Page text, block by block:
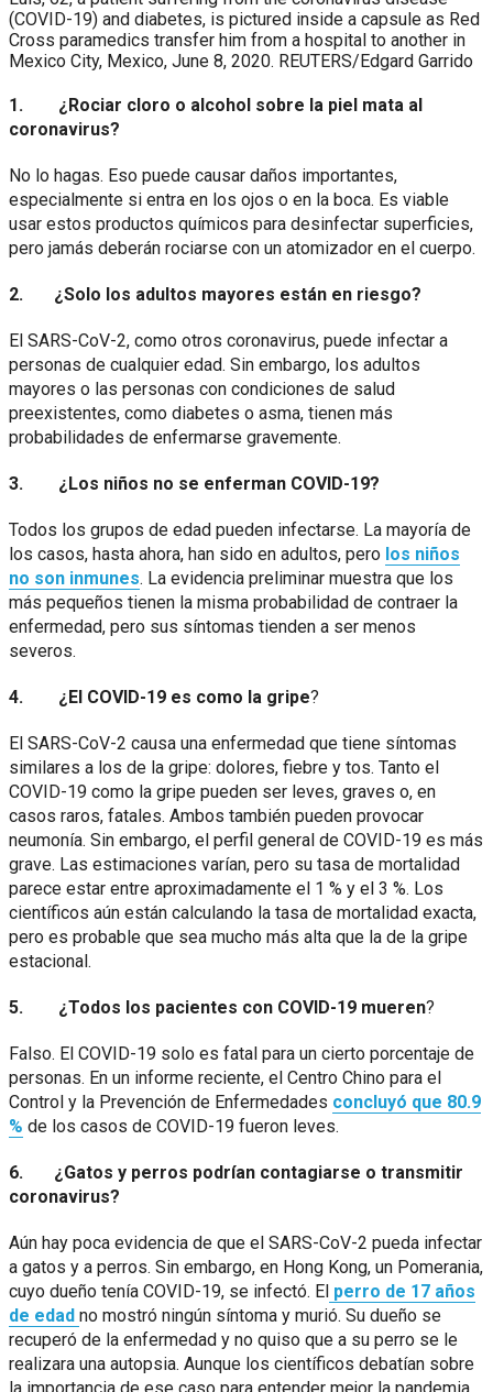
(COVID-19) and diabetes, is pictured inside a capsule as Red
Cross paramedics transfer him from a hospital to another in
Mexico City, Mexico, June 8, 2020. REUTERS/Edgard Garrido
1. ¿Rociar cloro o alcohol sobre la piel mata al
coronavirus?
No lo hagas. Eso puede causar daños importantes,
especialmente si entra en los ojos o en la boca. Es viable
usar estos productos químicos para desinfectar superficies,
pero jamás deberán rociarse con un atomizador en el cuerpo.
2. ¿Solo los adultos mayores están en riesgo?
El SARS-CoV-2, como otros coronavirus, puede infectar a
personas de cualquier edad. Sin embargo, los adultos
mayores o las personas con condiciones de salud
preexistentes, como diabetes o asma, tienen más
probabilidades de enfermarse gravemente.
3. ¿Los niños no se enferman COVID-19?
Todos los grupos de edad pueden infectarse. La mayoría de
los casos, hasta ahora, han sido en adultos, pero los niños
no son inmunes. La evidencia preliminar muestra que los
más pequeños tienen la misma probabilidad de contraer la
enfermedad, pero sus síntomas tienden a ser menos
severos.
4. ¿El COVID-19 es como la gripe?
El SARS-CoV-2 causa una enfermedad que tiene síntomas
similares a los de la gripe: dolores, fiebre y tos. Tanto el
COVID-19 como la gripe pueden ser leves, graves o, en
casos raros, fatales. Ambos también pueden provocar
neumonía. Sin embargo, el perfil general de COVID-19 es más
grave. Las estimaciones varían, pero su tasa de mortalidad
parece estar entre aproximadamente el 1 % y el 3 %. Los
científicos aún están calculando la tasa de mortalidad exacta,
pero es probable que sea mucho más alta que la de la gripe
estacional.
5. ¿Todos los pacientes con COVID-19 mueren?
Falso. El COVID-19 solo es fatal para un cierto porcentaje de
personas. En un informe reciente, el Centro Chino para el
Control y la Prevención de Enfermedades concluyó que 80.9
% de los casos de COVID-19 fueron leves.
6. ¿Gatos y perros podrían contagiarse o transmitir
coronavirus?
Aún hay poca evidencia de que el SARS-CoV-2 pueda infectar
a gatos y a perros. Sin embargo, en Hong Kong, un Pomerania,
cuyo dueño tenía COVID-19, se infectó. El perro de 17 años
de edad no mostró ningún síntoma y murió. Su dueño se
recuperó de la enfermedad y no quiso que a su perro se le
realizara una autopsia. Aunque los científicos debatían sobre